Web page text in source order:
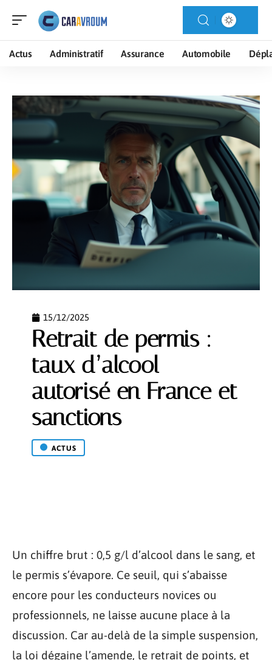
Actus Administratif Assurance Automobile
15/12/2025
Retrait de permis :
taux d’alcool
autorisé en France et
sanctions
ACTUS
Un chiffre brut : 0,5 g/l d’alcool dans le sang, et
le permis s’évapore. Ce seuil, qui s’abaisse
encore pour les conducteurs novices ou
professionnels, ne laisse aucune place à la
discussion. Car au-delà de la simple suspension,
la loi dégaine l’amende, le retrait de points, et